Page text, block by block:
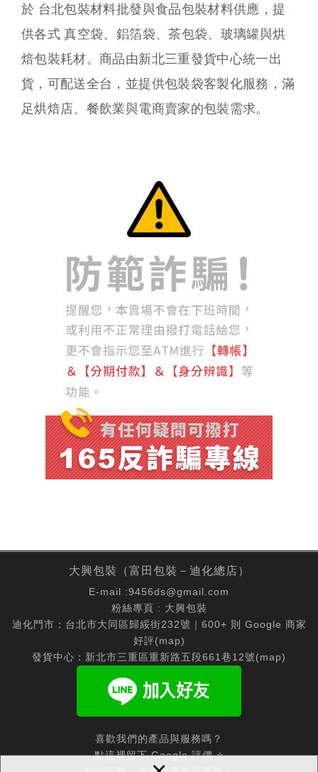
於 台北包裝材料批發與食品包裝材料供應，提
供各式 真空袋、鋁箔袋、茶包袋、玻璃罐與烘
焙包裝耗材。商品由新北三重發貨中心統一出
貨，可配送全台，並提供包裝袋客製化服務，滿
足烘焙店、餐飲業與電商賣家的包裝需求。
大興包裝（富田包裝－迪化總店）
E-mail :9456ds@gmail.com
粉絲專頁 : 大興包裝
迪化門市：台北市大同區歸綏街232號｜600+ 則 Google 商家
好評(map)
發貨中心：新北市三重區重新路五段661巷12號(map)
喜歡我們的產品與服務嗎？
點這裡留下 Google 評價 ⭐